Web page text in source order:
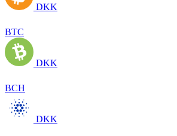
DKK
BTC
DKK
BCH
DKK